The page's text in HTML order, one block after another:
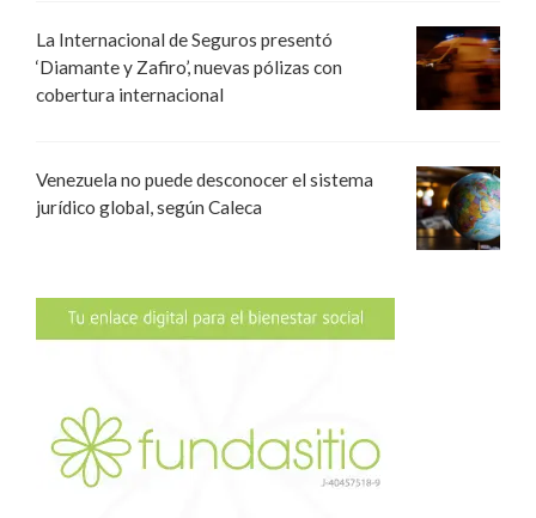
La Internacional de Seguros presentó
‘Diamante y Zafiro’, nuevas pólizas con
cobertura internacional
Venezuela no puede desconocer el sistema
jurídico global, según Caleca